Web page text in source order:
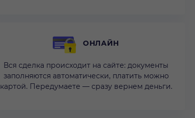
ОНЛАЙН
Вся сделка происходит на сайте: документы
заполняются автоматически, платить можно
картой. Передумаете — сразу вернем деньги.